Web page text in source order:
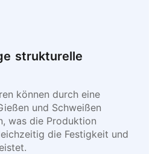
strukturelle
können durch eine
und Schweißen
was die Produktion
die Festigkeit und